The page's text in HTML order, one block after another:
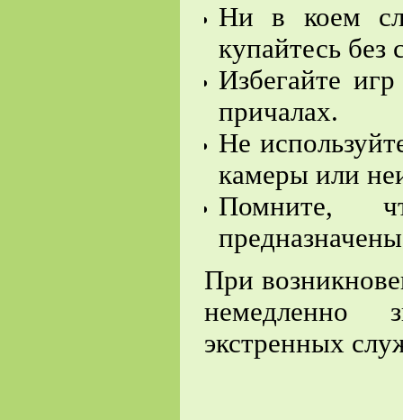
Ни в коем
купайтесь без
Избегайте
причалах.
Не
камеры или
Помните,
При
немедленно
экстренных